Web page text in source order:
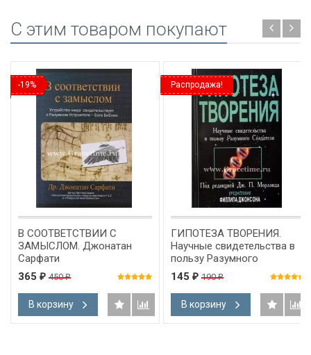
C этим товаром покупают
-19%
В СООТВЕТСТВИИ С
ЗАМЫСЛОМ. Джонатан
Сарфати
365 ₽ 450₽
В корзину
Распродажа!
ГИПОТЕЗА ТВОРЕНИЯ.
Научные свидетельства в
пользу Разумного
Создателя. Дж. П. Морлэнд
и др.
145 ₽ 190₽
В корзину